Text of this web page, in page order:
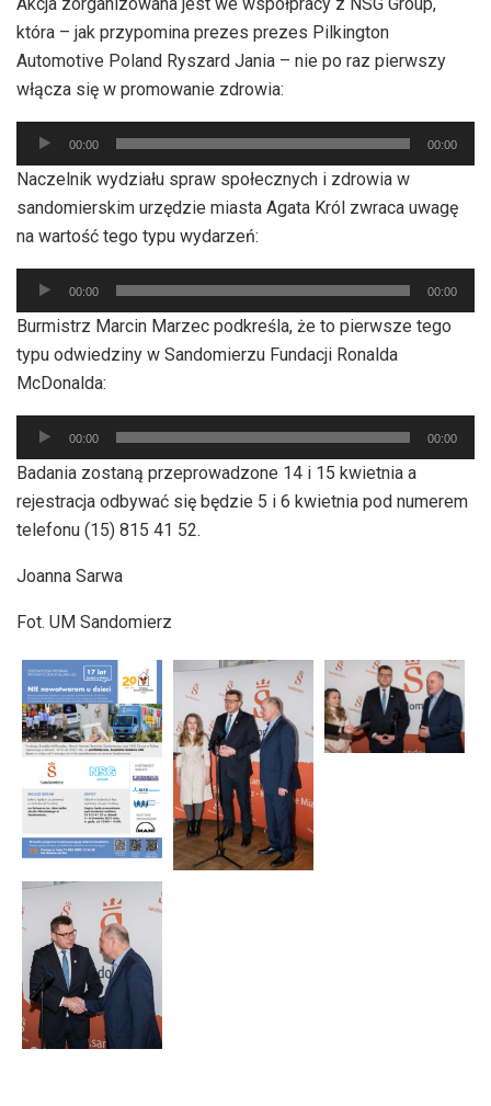
która – jak przypomina prezes prezes Pilkington
Automotive Poland Ryszard Jania – nie po raz pierwszy
włącza się w promowanie zdrowia:
Odtwarzacz
plików
dźwiękowych
00:00 00:00
Naczelnik wydziału spraw społecznych i zdrowia w
sandomierskim urzędzie miasta Agata Król zwraca uwagę
na wartość tego typu wydarzeń:
Odtwarzacz
plików
dźwiękowych
00:00 00:00
Burmistrz Marcin Marzec podkreśla, że to pierwsze tego
typu odwiedziny w Sandomierzu Fundacji Ronalda
McDonalda:
Odtwarzacz
plików
dźwiękowych
00:00 00:00
Badania zostaną przeprowadzone 14 i 15 kwietnia a
rejestracja odbywać się będzie 5 i 6 kwietnia pod numerem
telefonu (15) 815 41 52.
Joanna Sarwa
Fot. UM Sandomierz